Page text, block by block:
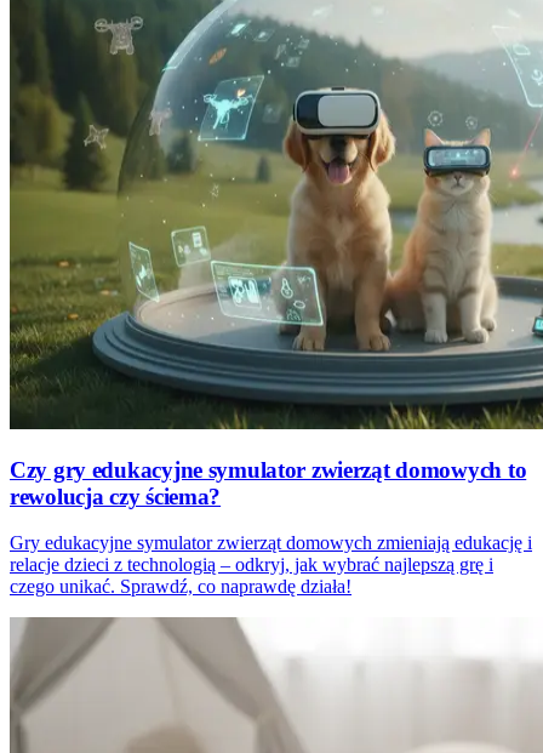
Czy gry edukacyjne symulator zwierząt domowych to
rewolucja czy ściema?
Gry edukacyjne symulator zwierząt domowych zmieniają edukację i
relacje dzieci z technologią – odkryj, jak wybrać najlepszą grę i
czego unikać. Sprawdź, co naprawdę działa!